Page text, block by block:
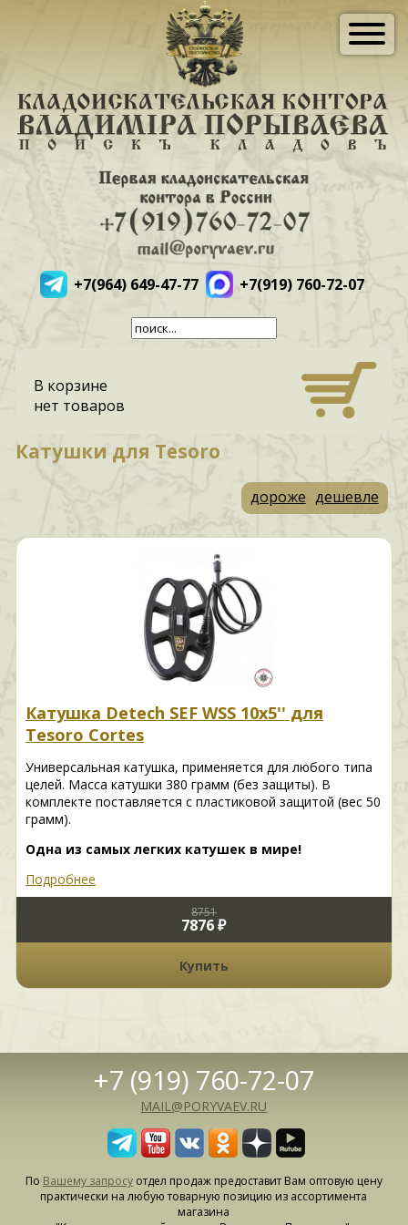
+7(964) 649-47-77 +7(919) 760-72-07
В корзине
нет товаров
Катушки для Tesoro
дороже дешевле
Катушка Detech SEF WSS 10x5'' для
Tesoro Cortes
Универсальная катушка, применяется для любого типа
целей. Масса катушки 380 грамм (без защиты). В
комплекте поставляется с пластиковой защитой (вес 50
грамм).
Одна из самых легких катушек в мире!
Подробнее
8751
7876 ₽
Купить
+7 (919) 760-72-07
MAIL@PORYVAEV.RU
По Вашему запросуотдел продаж предоставит Вам оптовую цену
практически на любую товарную позицию из ассортимента
магазина